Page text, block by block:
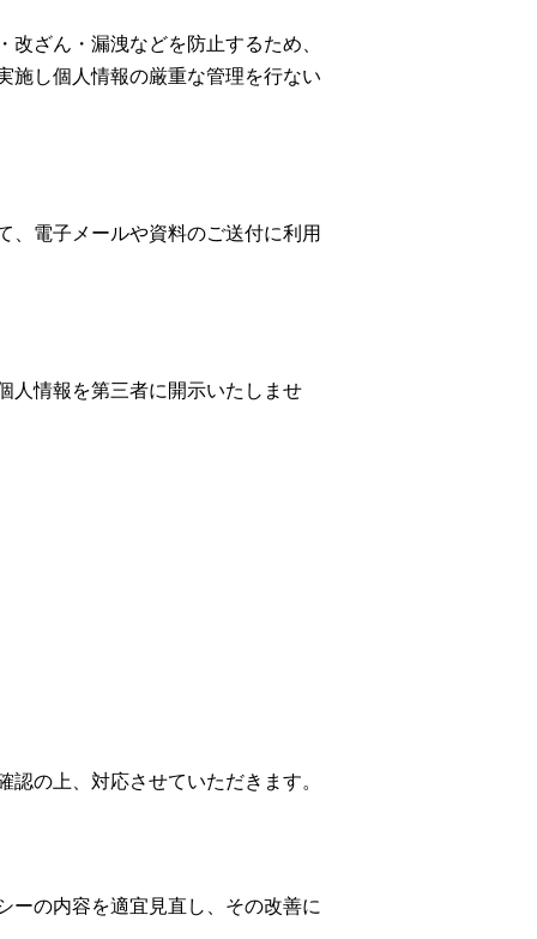
ざん・漏洩などを防止するため、
施し個人情報の厳重な管理を行ない
、電子メールや資料のご送付に利用
人情報を第三者に開示いたしませ
の上、対応させていただきます。
ーの内容を適宜見直し、その改善に